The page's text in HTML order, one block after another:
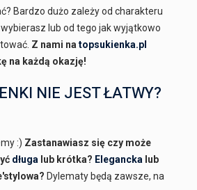
Bardzo dużo zależy od charakteru
lub od tego jak wyjątkowo
Z nami natopsukienka.pl
na każdą okazję!
NIE JEST ŁATWY?
:) Zastanawiasz się czy może
długa lub krótka? Elegancka lub
Dylematy będą zawsze, na